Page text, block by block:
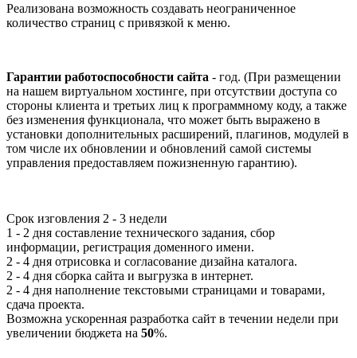
Реализована возможность создавать неограниченное
количество страниц с привязкой к меню.
Гарантии работоспособности сайта - год. (При размещении
на нашем виртуальном хостинге, при отсутствии доступа со
стороны клиента и третьих лиц к программному коду, а также
без изменения функционала, что может быть выражено в
установки дополнительных расширений, плагинов, модулей в
том числе их обновлении и обновлений самой системы
управления предоставляем пожизненную гарантию).
Срок изговления 2 - 3 недели
1 - 2 дня составление технического задания, сбор
информации, регистрация доменного имени.
2 - 4 дня отрисовка и согласование дизайна каталога.
2 - 4 дня сборка сайта и выгрузка в интернет.
2 - 4 дня наполнение текстовыми страницами и товарами,
сдача проекта.
Возможна ускоренная разработка сайт в течении недели при
увеличении бюджета на 50%.